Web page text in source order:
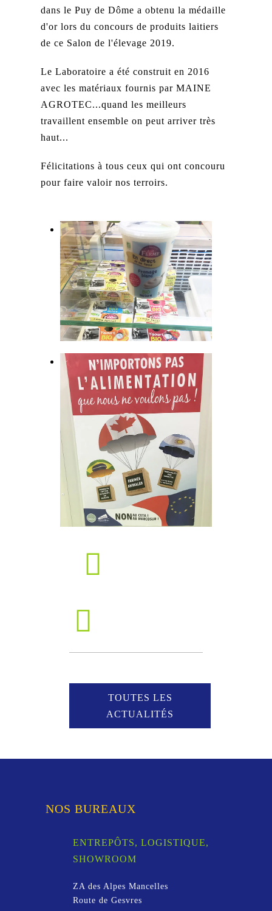
dans le Puy de Dôme a obtenu la médaille
d'or lors du concours de produits laitiers
de ce Salon de l'élevage 2019.
Le Laboratoire a été construit en 2016
avec les matériaux fournis par MAINE
AGROTEC...quand les meilleurs
travaillent ensemble on peut arriver très
haut...
Félicitations à tous ceux qui ont concouru
pour faire valoir nos terroirs.
TOUTES LES
ACTUALITÉS
NOS BUREAUX
ENTREPÔTS, LOGISTIQUE,
SHOWROOM
ZA des Alpes Mancelles
Route de Gesvres